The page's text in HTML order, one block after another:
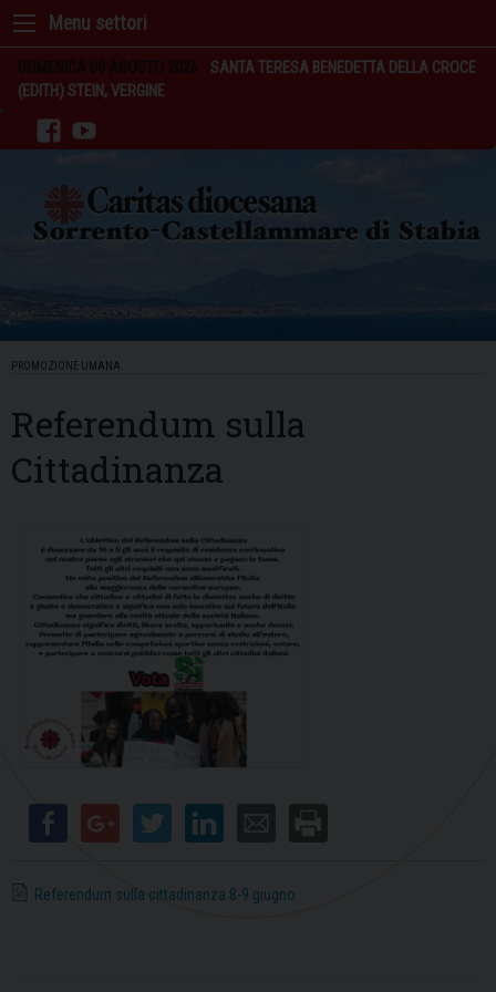
Skip
content
DOMENICA 09 AGOSTO 2026
SANTA TERESA BENEDETTA DELLA CROCE
(EDITH) STEIN, VERGINE
facebookyoutube
PROMOZIONE UMANA
Referendum sulla
Cittadinanza
Referendum sulla cittadinanza 8-9 giugno